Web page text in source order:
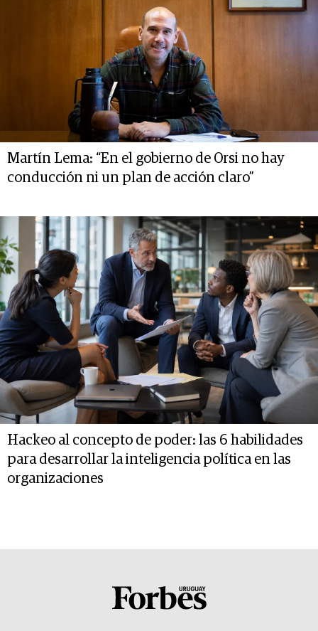
Martín Lema: “En el gobierno de Orsi no hay
conducción ni un plan de acción claro”
Hackeo al concepto de poder: las 6 habilidades
para desarrollar la inteligencia política en las
organizaciones